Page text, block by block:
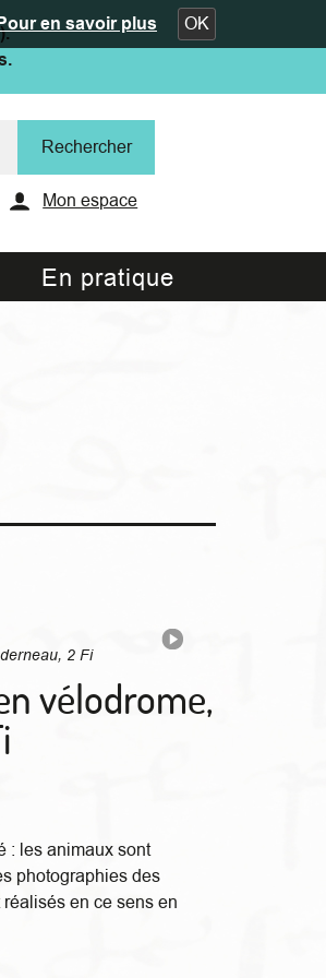
en savoir plus OK
).
Mon espace
En pratique
vélodrome,
: les animaux sont
photographies des
en ce sens en